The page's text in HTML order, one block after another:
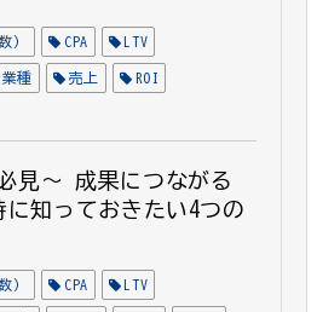
） CPA LTV
種 売上 ROI
見～ 成果につながる
に知っておきたい4つの
） CPA LTV